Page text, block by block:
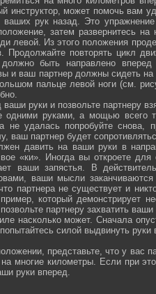
инструктор, может помочь вам
ваших рук назад. Это
затем развернитесь
левой. Из этого положения
Продолжайте повторять цикл
быть направлено
и ваш партнер должны сидеть
пальце левой ноги (см.
руки и позвольте партнеру
одними руками, а мощью всего
не удалась попробуйте снова,
ваш партнер будет
давить на ваши руки в
«ки». Иногда вы откроете
ваши запястья. В
ваши мысли
партнера не существует и
который демонстрирует
партнеру захватить
насколько может. Сначала
силой выдвинуть
представьте, что у вас
на многие километры. Если при
руки вперед.